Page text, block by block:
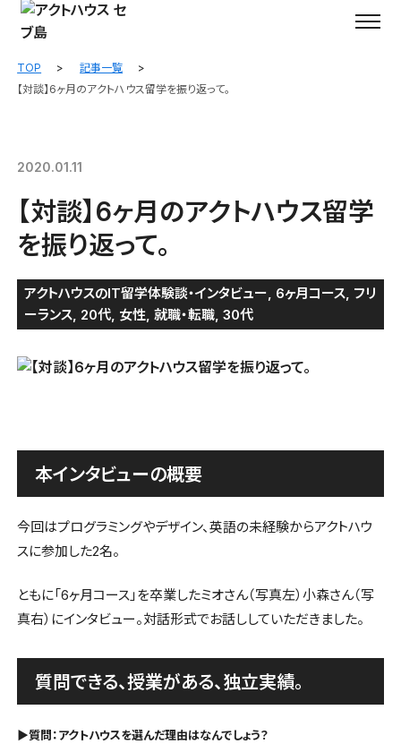
TOP
記事一覧
【対談】6ヶ月のアクトハウス留学を振り返って。
2020.01.11
【対談】6ヶ月のアクトハウス留学
を振り返って。
アクトハウスのIT留学体験談・インタビュー, 6ヶ月コース, フリ
ーランス, 20代, 女性,就職・転職,30代
本インタビューの概要
今回はプログラミングやデザイン、英語の未経験からアクトハウ
スに参加した2名。
ともに「6ヶ月コース」を卒業したミオさん（写真左）小森さん（写
真右）にインタビュー。対話形式でお話ししていただきました。
質問できる、授業がある、独立実績。
▶︎質問：アクトハウスを選んだ理由はなんでしょう？